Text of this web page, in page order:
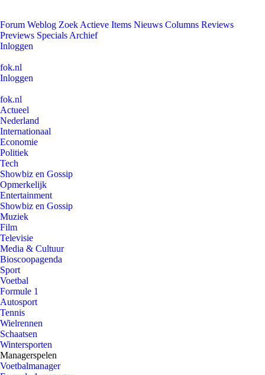
Forum Weblog Zoek Actieve Items Nieuws Columns Reviews
Previews Specials Archief
Inloggen
fok.nl
Inloggen
fok.nl
Actueel
Nederland
Internationaal
Economie
Politiek
Tech
Showbiz en Gossip
Opmerkelijk
Entertainment
Showbiz en Gossip
Muziek
Film
Televisie
Media & Cultuur
Bioscoopagenda
Sport
Voetbal
Formule 1
Autosport
Tennis
Wielrennen
Schaatsen
Wintersporten
Managerspelen
Voetbalmanager